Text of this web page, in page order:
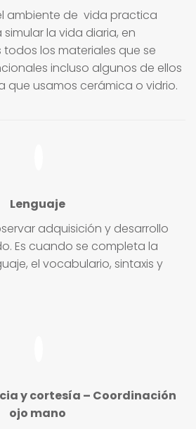
ambiente de vida practica
la vida diaria, en
los materiales que se
incluso algunos de ellos
que usamos cerámica o vidrio.
Lenguaje
adquisición y desarrollo
Es cuando se completa la
el vocabulario, sintaxis y
y cortesía – Coordinación
ojo mano